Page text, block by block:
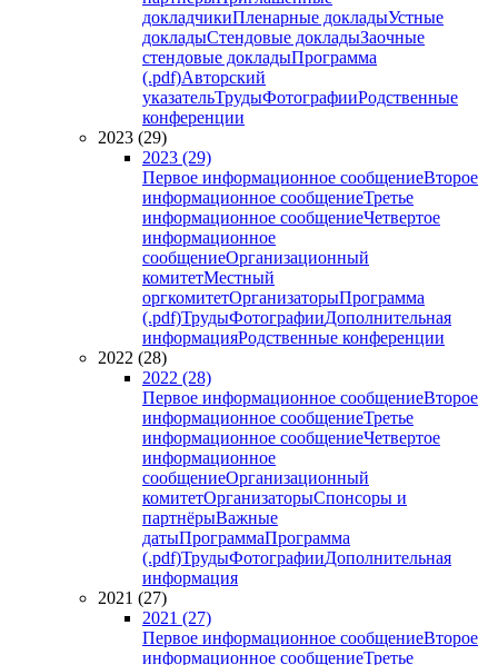
докладчикиПленарные докладыУстные
докладыСтендовые докладыЗаочные
стендовые докладыПрограмма
(.pdf)Авторский
указательТрудыФотографииРодственные
конференции
2023 (29)
2023 (29)
Первое информационное сообщениеВторое
информационное сообщениеТретье
информационное сообщениеЧетвертое
информационное
сообщениеОрганизационный
комитетМестный
оргкомитетОрганизаторыПрограмма
(.pdf)ТрудыФотографииДополнительная
информацияРодственные конференции
2022 (28)
2022 (28)
Первое информационное сообщениеВторое
информационное сообщениеТретье
информационное сообщениеЧетвертое
информационное
сообщениеОрганизационный
комитетОрганизаторыСпонсоры и
партнёрыВажные
датыПрограммаПрограмма
(.pdf)ТрудыФотографииДополнительная
информация
2021 (27)
2021 (27)
Первое информационное сообщениеВторое
информационное сообщениеТретье